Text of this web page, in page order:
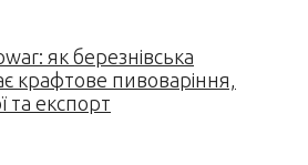
як березнівська
крафтове пивоваріння,
та експорт